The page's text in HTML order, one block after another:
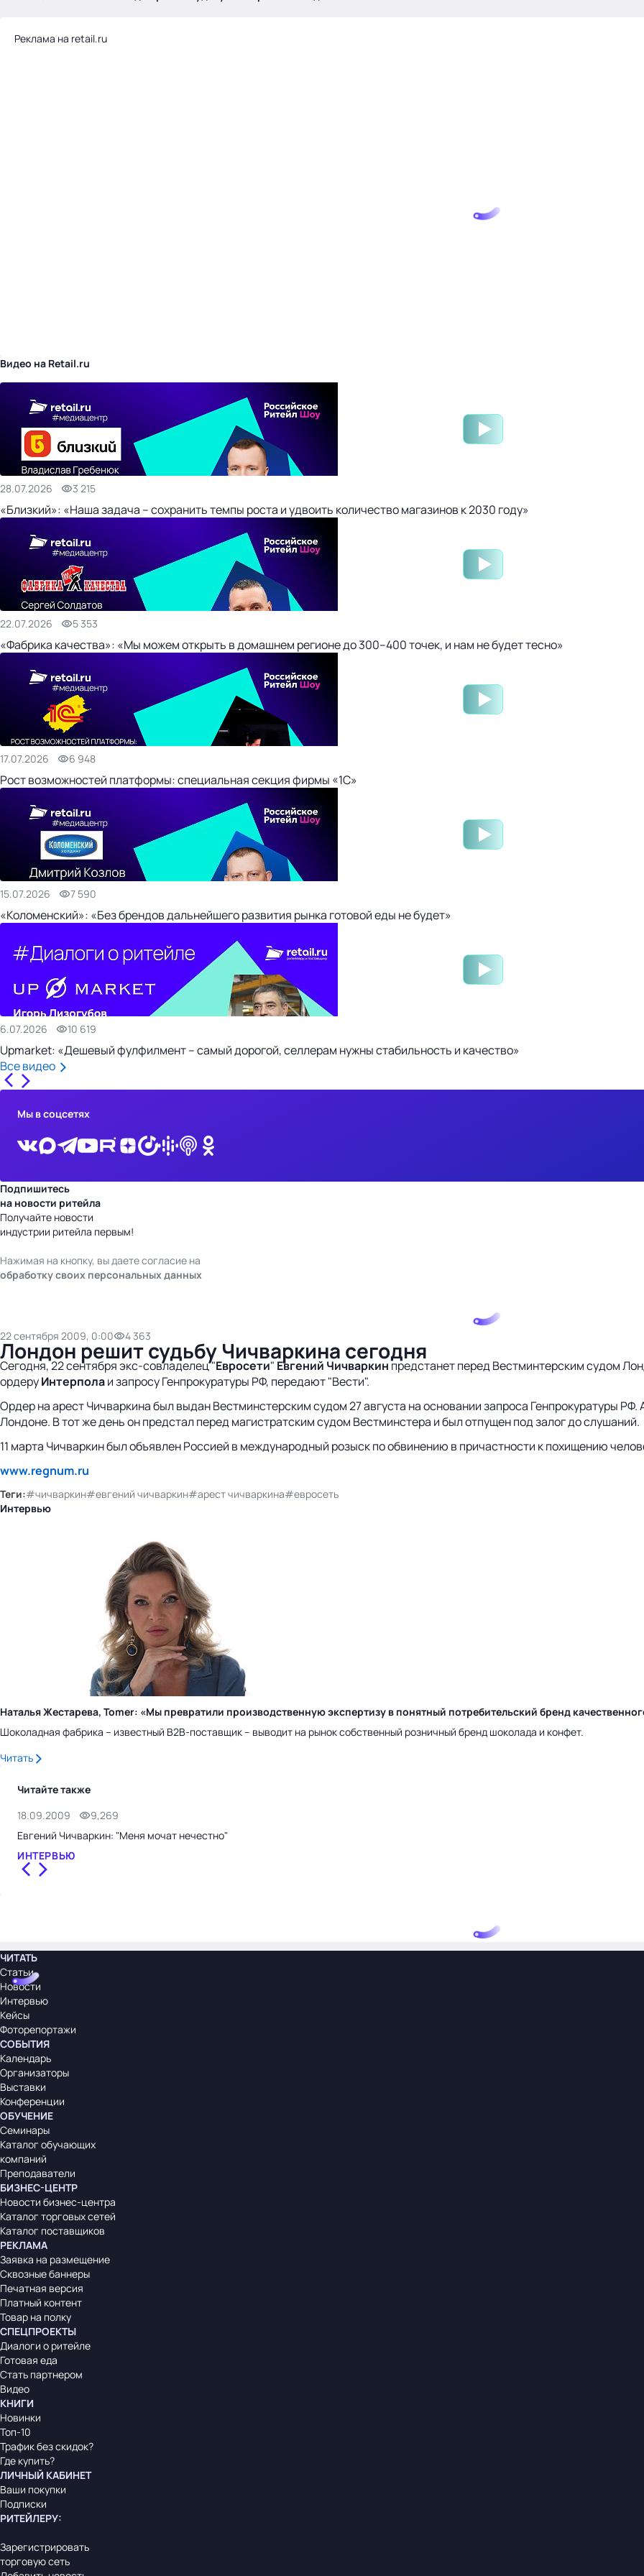
Реклама на retail.ru
Видео на Retail.ru
28.07.2026 3 215
«Близкий»: «Наша задача – сохранить темпы роста и удвоить количество магазинов к 2030 году»
22.07.2026 5 353
«Фабрика качества»: «Мы можем открыть в домашнем регионе до 300–400 точек, и нам не будет тесно»
17.07.2026 6 948
Рост возможностей платформы: специальная секция фирмы «1С»
15.07.2026 7 590
«Коломенский»: «Без брендов дальнейшего развития рынка готовой еды не будет»
6.07.2026 10 619
Upmarket: «Дешевый фулфилмент – самый дорогой, селлерам нужны стабильность и качество»
Все видео
Мы в соцсетях
Подпишитесь
на новости ритейла
Получайте новости
индустрии ритейла первым!
Нажимая на кнопку, вы даете согласие на
обработку своих персональных данных
22 сентября 2009, 0:00 4 363
Лондон решит судьбу Чичваркина сегодня
Сегодня, 22 сентября экс-совладелец "Евросети" Евгений Чичваркинпредстанет перед Вестминтерским судом
ордеруИнтерполаи запросу Генпрокуратуры РФ, передают "Вести".
Ордер на арест Чичваркина был выдан Вестминстерским судом 27 августа на основании запроса Генпрокуратуры
Лондоне. В тот же день он предстал перед магистратским судом Вестминстера и был отпущен под залог до слушаний.
11 марта Чичваркин был объявлен Россией в международный розыск по обвинению в причастности к похищению
www.regnum.ru
Теги:#чичваркин#евгений чичваркин#арест чичваркина#евросеть
Интервью
Наталья Жестарева, Tomer: «Мы превратили производственную экспертизу в понятный потребительский бренд
Шоколадная фабрика – известный B2B-поставщик – выводит на рынок собственный розничный бренд шоколада и конфет.
Читать
Читайте также
18.09.2009
9,269
Евгений Чичваркин: "Меня мочат нечестно"
ИНТЕРВЬЮ
ЧИТАТЬ
Статьи
Новости
Интервью
Кейсы
Фоторепортажи
СОБЫТИЯ
Календарь
Организаторы
Выставки
Конференции
ОБУЧЕНИЕ
Семинары
Каталог обучающих
компаний
Преподаватели
БИЗНЕС-ЦЕНТР
Новости бизнес-центра
Каталог торговых сетей
Каталог поставщиков
РЕКЛАМА
Заявка на размещение
Сквозные баннеры
Печатная версия
Платный контент
Товар на полку
СПЕЦПРОЕКТЫ
Диалоги о ритейле
Готовая еда
Стать партнером
Видео
КНИГИ
Новинки
Топ-10
Трафик без скидок?
Где купить?
ЛИЧНЫЙ КАБИНЕТ
Ваши покупки
Подписки
РИТЕЙЛЕРУ:
Зарегистрировать
торговую сеть